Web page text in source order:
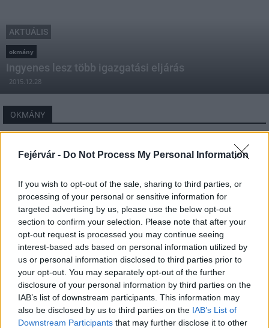
Fejérvár - Do Not Process My Personal Information
If you wish to opt-out of the sale, sharing to third parties, or
processing of your personal or sensitive information for
targeted advertising by us, please use the below opt-out
section to confirm your selection. Please note that after your
opt-out request is processed you may continue seeing
interest-based ads based on personal information utilized by
us or personal information disclosed to third parties prior to
your opt-out. You may separately opt-out of the further
disclosure of your personal information by third parties on the
IAB’s list of downstream participants. This information may
also be disclosed by us to third parties on the IAB’s List of
Downstream Participants that may further disclose it to other
AKTUÁLIS
okmány
Ingyenes lesz több igazgatási eljárás
2015.12.28
OKMÁNY
Név
E-mail cím
Feliratkozom a hírlevélre és elfogadom azadatvédelmi
szabályzatot!
FELIRATKOZÁS